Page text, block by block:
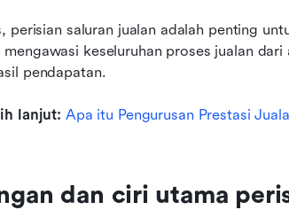
perisian saluran jualan adalah penting
mengawasi keseluruhan proses jualan
pendapatan.
lanjut: Apa itu Pengurusan Prestasi
dan ciri utama